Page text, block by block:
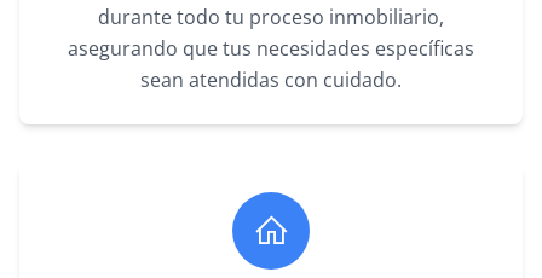
durante todo tu proceso inmobiliario,
asegurando que tus necesidades específicas
sean atendidas con cuidado.